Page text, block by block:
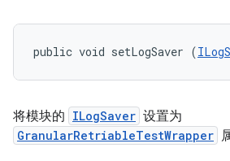
public void setLogSaver (
将模块的 ILogSaver 设置为
GranularRetriableTestWrapper